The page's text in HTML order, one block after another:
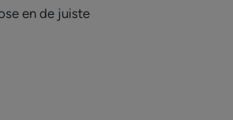
en de juiste